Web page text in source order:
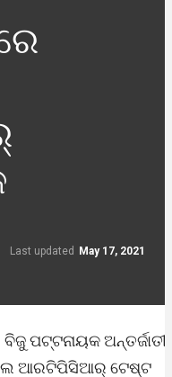
Last updated
May 17, 2021
ପଟ୍ଟନାୟକ
ଆରଟିପିସିଆର୍ ଟେଷ୍ଟ